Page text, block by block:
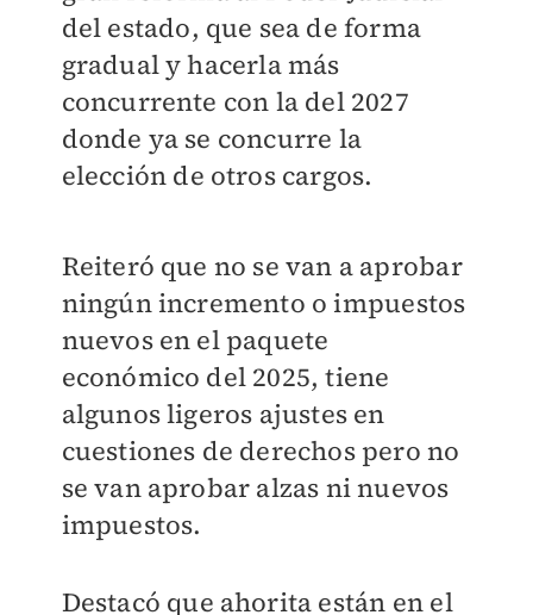
del estado, que sea de forma
gradual y hacerla más
concurrente con la del 2027
donde ya se concurre la
elección de otros cargos.
Reiteró que no se van a aprobar
ningún incremento o impuestos
nuevos en el paquete
económico del 2025, tiene
algunos ligeros ajustes en
cuestiones de derechos pero no
se van aprobar alzas ni nuevos
impuestos.
Destacó que ahorita están en el